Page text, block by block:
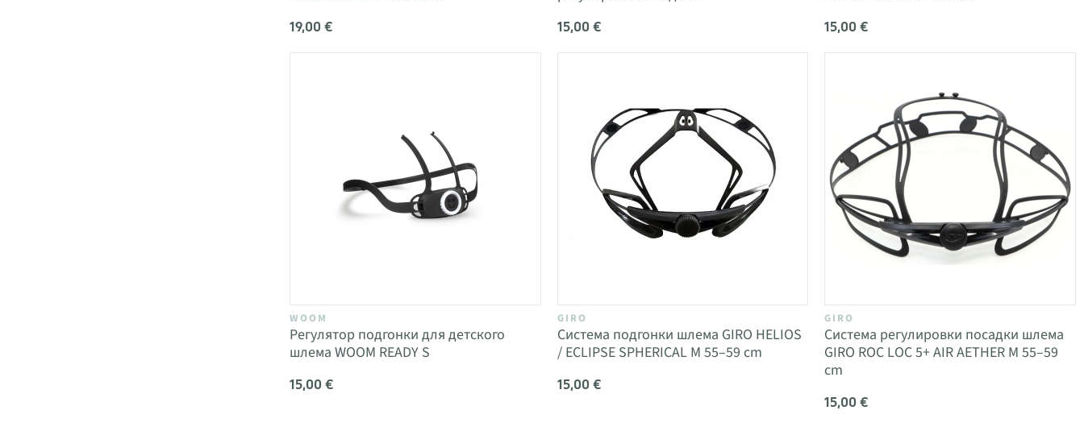
19,00 € 15,00 € 15,00 €
WOOM
Регулятор подгонки для детского
шлема WOOM READY S
15,00 €
GIRO
Система подгонки шлема GIRO HELIOS
/ ECLIPSE SPHERICAL M 55–59 cm
15,00 €
GIRO
Система регулировки посадки шлема
GIRO ROC LOC 5+ AIR AETHER M 55–59
cm
15,00 €